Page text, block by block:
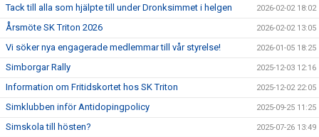
Tack till alla som hjälpte till under Dronksimmet i helgen 2026-02-02 18:02
Årsmöte SK Triton 2026 2026-02-02 13:05
Vi söker nya engagerade medlemmar till vår styrelse! 2026-01-05 18:25
Simborgar Rally 2025-12-03 12:16
Information om Fritidskortet hos SK Triton 2025-12-02 22:05
Simklubben inför Antidopingpolicy 2025-09-25 11:25
Simskola till hösten? 2025-07-26 13:49